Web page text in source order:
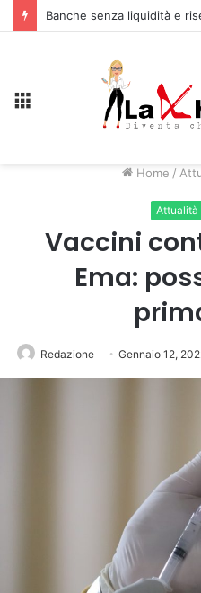
Home /
Attualità
Vaccini
Ema:
Redazione Gennaio 12,